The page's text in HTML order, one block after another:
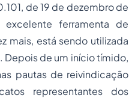
de 19 de dezembro de
ferramenta de
mais, está sendo utilizada
Depois de um início tímido,
pautas de reivindicação
representantes dos